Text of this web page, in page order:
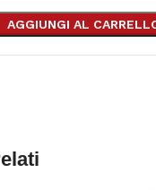
AGGIUNGI AL